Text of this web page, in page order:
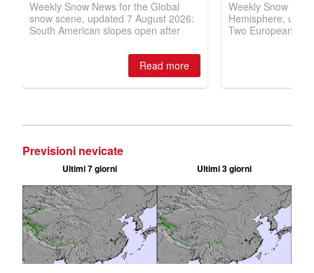
Previsioni nevicate
Ultimi 7 giorni Ultimi 3 giorni